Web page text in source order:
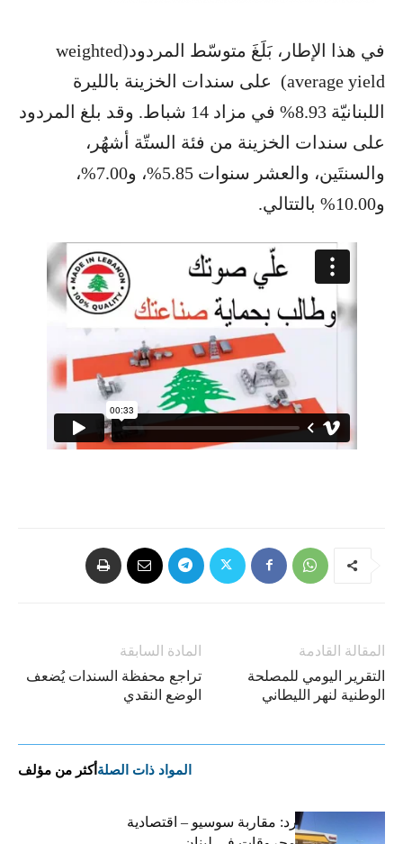
في هذا الإطار، بَلَغَ متوسّط المردود(weighted
average yield) على سندات الخزينة بالليرة
اللبنانيّة 8.93% في مزاد 14 شباط. وقد بلغ المردود
على سندات الخزينة من فئة الستّة أشهُر،
والسنتَين، والعشر سنوات 5.85%، و7.00%،
و10.00% بالتتالي.
المادة السابقة
تراجع محفظة السندات يُضعف
الوضع النقدي
المقالة القادمة
التقرير اليومي للمصلحة
الوطنية لنهر الليطاني
المواد ذات الصلة أكثر من مؤلف
التضخم المستورد: مقاربة سوسيو – اقتصادية